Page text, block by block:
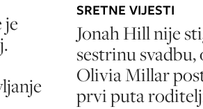
je
SRETNE VIJESTI
Jonah Hill nije
sestrinu svadbu,
Olivia Millar
prvi puta